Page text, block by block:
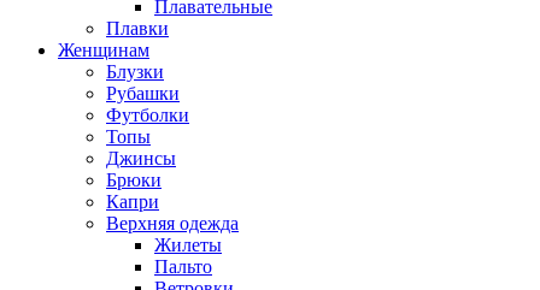
Плавательные
Плавки
Женщинам
Блузки
Рубашки
Футболки
Топы
Джинсы
Брюки
Капри
Верхняя одежда
Жилеты
Пальто